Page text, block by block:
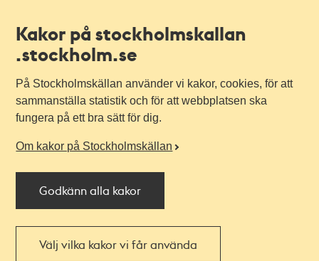
Kakor på stockholmskallan
.stockholm.se
På Stockholmskällan använder vi kakor, cookies, för att
sammanställa statistik och för att webbplatsen ska
fungera på ett bra sätt för dig.
Om kakor på Stockholmskällan
Godkänn alla kakor
Välj vilka kakor vi får använda